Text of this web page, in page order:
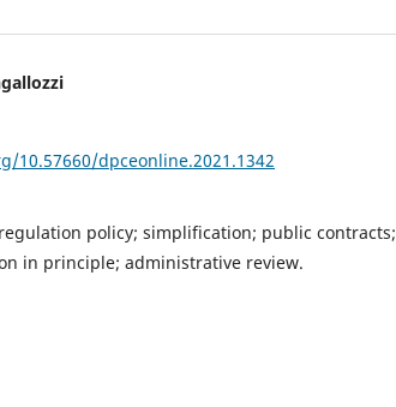
10.57660/dpceonline.2021.1342
policy; simplification; public contracts;
in principle; administrative review.